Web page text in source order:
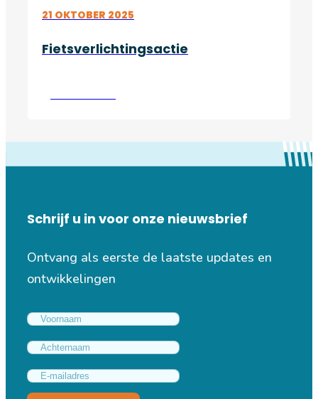
21 OKTOBER 2025
Fietsverlichtingsactie
Lees verder
Schrijf u in voor onze nieuwsbrief
Ontvang als eerste de laatste updates en
ontwikkelingen